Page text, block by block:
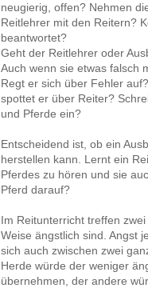
neugierig, offen? Nehmen
Reitlehrer mit den Reitern?
beantwortet?
Geht der Reitlehrer oder
Auch wenn sie etwas falsch
Regt er sich über Fehler
spottet er über Reiter?
und Pferde ein?
Entscheidend ist, ob ein
herstellen kann. Lernt ein
Pferdes zu hören und sie
Pferd darauf?
Im Reitunterricht treffen
Weise ängstlich sind. Angst
sich auch zwischen zwei
Herde würde der weniger
übernehmen, der andere